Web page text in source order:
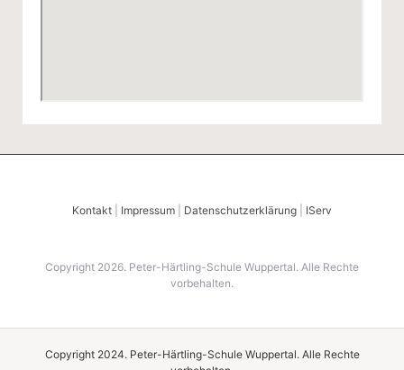
Kontakt Impressum Datenschutzerklärung IServ
Copyright 2026. Peter-Härtling-Schule Wuppertal. Alle Rechte
vorbehalten.
Copyright 2024. Peter-Härtling-Schule Wuppertal. Alle Rechte